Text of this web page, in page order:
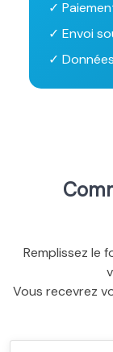
✓
✓ Envoi
✓
Remplissez le
Vous recevrez